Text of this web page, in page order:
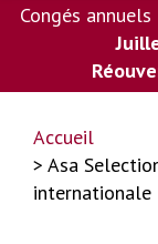
Congés annuels
Accueil
> Asa
internationale